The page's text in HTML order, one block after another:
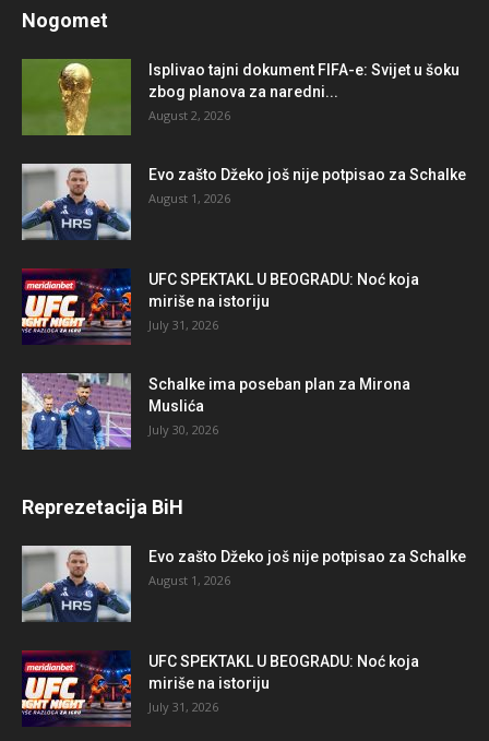
Nogomet
Isplivao tajni dokument FIFA-e: Svijet u šoku
zbog planova za naredni...
August 2, 2026
Evo zašto Džeko još nije potpisao za Schalke
August 1, 2026
UFC SPEKTAKL U BEOGRADU: Noć koja
miriše na istoriju
July 31, 2026
Schalke ima poseban plan za Mirona
Muslića
July 30, 2026
Reprezetacija BiH
Evo zašto Džeko još nije potpisao za Schalke
August 1, 2026
UFC SPEKTAKL U BEOGRADU: Noć koja
miriše na istoriju
July 31, 2026